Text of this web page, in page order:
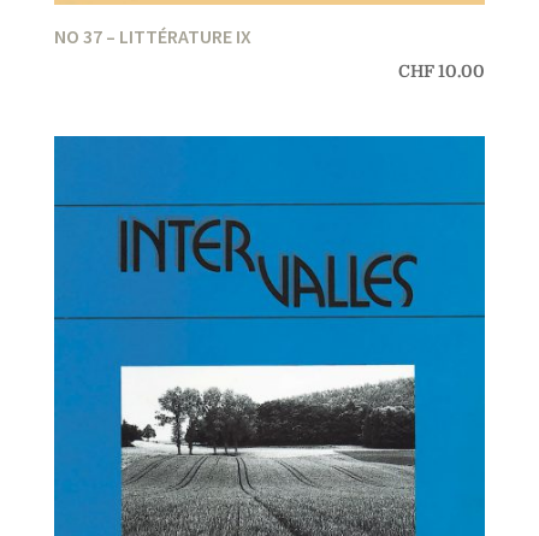
NO 37 – LITTÉRATURE IX
CHF10.00